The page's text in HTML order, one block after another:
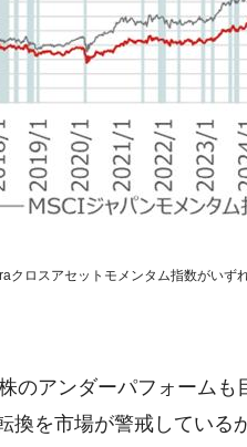
クロスアセットモメンタム指数がいず
のアンダーパフォームも
を市場が警戒している